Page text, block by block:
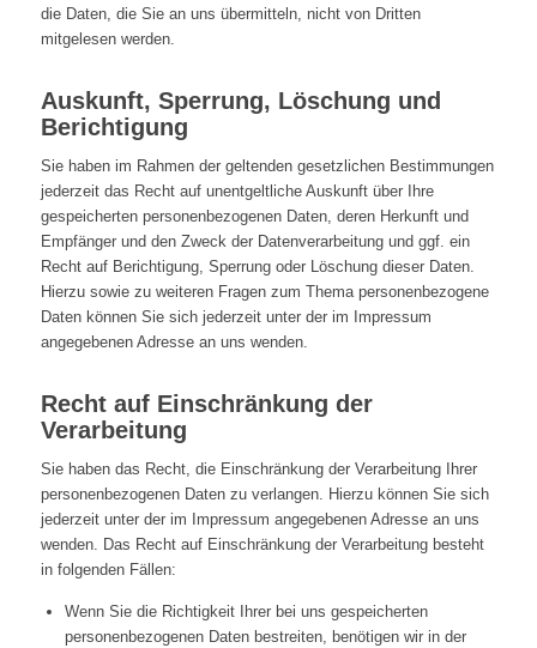
die Daten, die Sie an uns übermitteln, nicht von Dritten
mitgelesen werden.
Auskunft, Sperrung, Löschung und
Berichtigung
Sie haben im Rahmen der geltenden gesetzlichen Bestimmungen
jederzeit das Recht auf unentgeltliche Auskunft über Ihre
gespeicherten personenbezogenen Daten, deren Herkunft und
Empfänger und den Zweck der Datenverarbeitung und ggf. ein
Recht auf Berichtigung, Sperrung oder Löschung dieser Daten.
Hierzu sowie zu weiteren Fragen zum Thema personenbezogene
Daten können Sie sich jederzeit unter der im Impressum
angegebenen Adresse an uns wenden.
Recht auf Einschränkung der
Verarbeitung
Sie haben das Recht, die Einschränkung der Verarbeitung Ihrer
personenbezogenen Daten zu verlangen. Hierzu können Sie sich
jederzeit unter der im Impressum angegebenen Adresse an uns
wenden. Das Recht auf Einschränkung der Verarbeitung besteht
in folgenden Fällen:
Wenn Sie die Richtigkeit Ihrer bei uns gespeicherten
personenbezogenen Daten bestreiten, benötigen wir in der